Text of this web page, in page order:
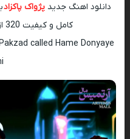
دانلود اهنگ جدیدپژواک پاکزاد
کامل و کیفیت 320 از رسانه ی
called Hame Donyaye